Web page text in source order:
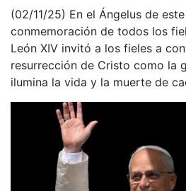
(02/11/25) En el Ángelus de
conmemoración de todos los
León XIV invitó a los fieles a
resurrección de Cristo como la
ilumina la vida y la muerte de